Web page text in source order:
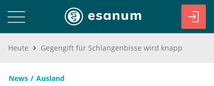
Heute Gegengift für Schlangenbisse wird knapp
News Ausland